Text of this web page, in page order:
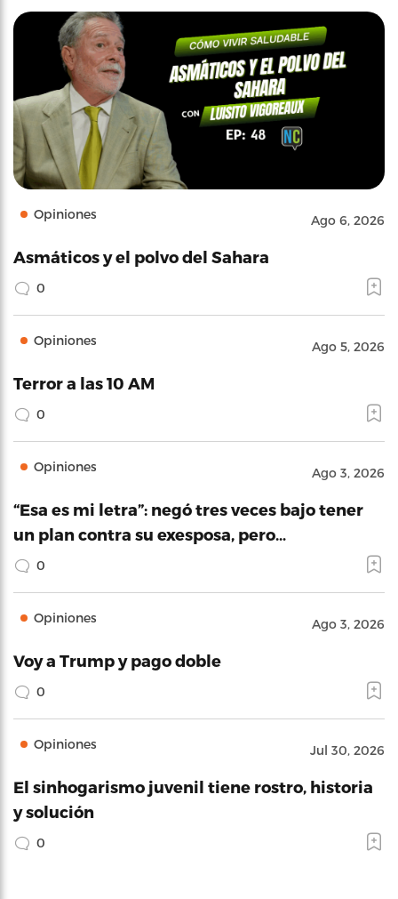
Opiniones Ago 6, 2026
Asmáticos y el polvo del Sahara
0
Opiniones Ago 5, 2026
Terror a las 10 AM
0
Opiniones Ago 3, 2026
“Esa es mi letra”: negó tres veces bajo tener
un plan contra su exesposa, pero…
0
Opiniones Ago 3, 2026
Voy a Trump y pago doble
0
Opiniones Jul 30, 2026
El sinhogarismo juvenil tiene rostro, historia
y solución
0